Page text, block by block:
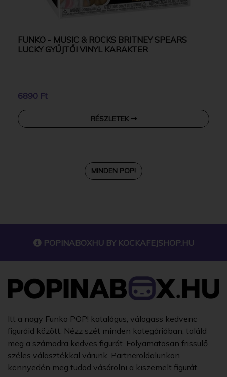
FUNKO - MUSIC & ROCKS BRITNEY SPEARS
LUCKY GYŰJTŐI VINYL KARAKTER
6890 Ft
RÉSZLETEK
MINDEN POP!
POPINABOXHU BY KOCKAFEJSHOP.HU
Itt a nagy Funko POP! katalógus, válogass kedvenc
figuráid között. Nézz szét minden kategóriában, találd
meg a számodra kedves figurát. Folyamatosan frissülő
széles választékkal várunk. Partneroldalunkon
könnyedén meg tudod vásárolni a kiszemelt figurát.